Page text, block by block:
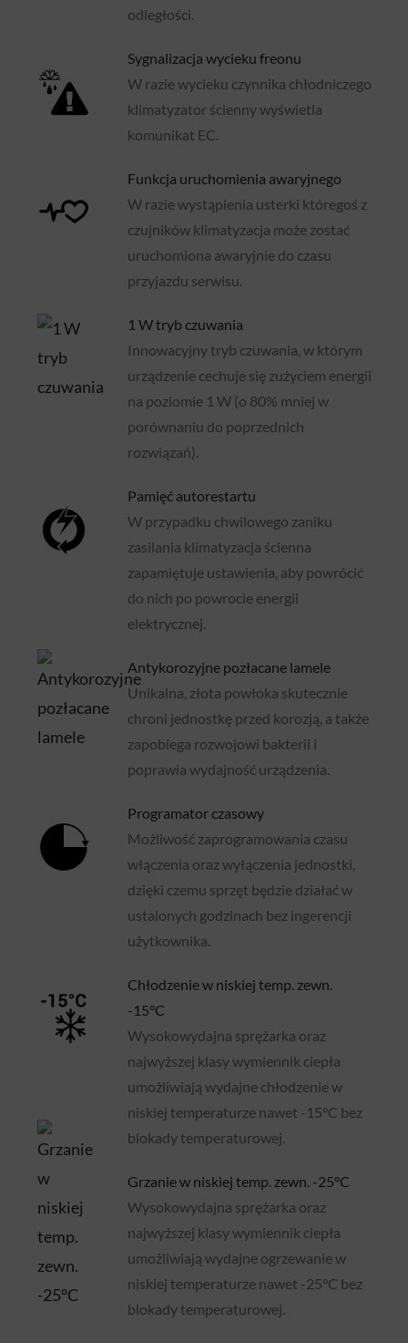
odległości.
Sygnalizacja wycieku freonu
W razie wycieku czynnika chłodniczego
klimatyzator ścienny wyświetla
komunikat EC.
Funkcja uruchomienia awaryjnego
W razie wystąpienia usterki któregoś z
czujników klimatyzacja może zostać
uruchomiona awaryjnie do czasu
przyjazdu serwisu.
1 W tryb czuwania
Innowacyjny tryb czuwania, w którym
urządzenie cechuje się zużyciem energii
na poziomie 1 W (o 80% mniej w
porównaniu do poprzednich
rozwiązań).
Pamięć autorestartu
W przypadku chwilowego zaniku
zasilania klimatyzacja ścienna
zapamiętuje ustawienia, aby powrócić
do nich po powrocie energii
elektrycznej.
Antykorozyjne pozłacane lamele
Unikalna, złota powłoka skutecznie
chroni jednostkę przed korozją, a także
zapobiega rozwojowi bakterii i
poprawia wydajność urządzenia.
Programator czasowy
Możliwość zaprogramowania czasu
włączenia oraz wyłączenia jednostki,
dzięki czemu sprzęt będzie działać w
ustalonych godzinach bez ingerencji
użytkownika.
Chłodzenie w niskiej temp. zewn.
-15°C
Wysokowydajna sprężarka oraz
najwyższej klasy wymiennik ciepła
umożliwiają wydajne chłodzenie w
niskiej temperaturze nawet -15°C bez
blokady temperaturowej.
Grzanie w niskiej temp. zewn. -25°C
Wysokowydajna sprężarka oraz
najwyższej klasy wymiennik ciepła
umożliwiają wydajne ogrzewanie w
niskiej temperaturze nawet -25°C bez
blokady temperaturowej.